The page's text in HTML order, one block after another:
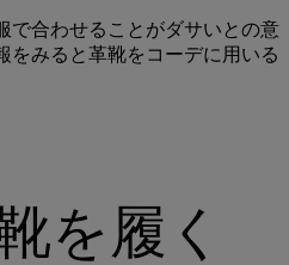
で合わせることがダサいとの意
をみると革靴をコーデに用いる
を履く